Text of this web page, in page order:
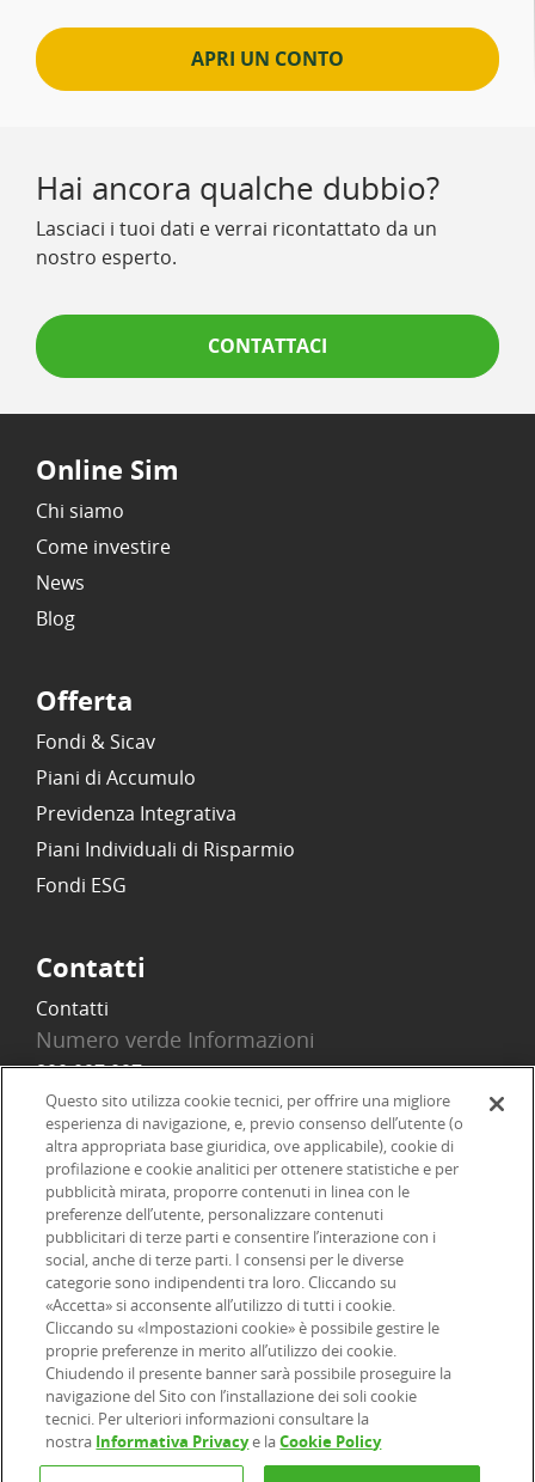
APRI UN CONTO
Hai ancora qualche dubbio?
Lasciaci i tuoi dati e verrai ricontattato da un
nostro esperto.
CONTATTACI
Online Sim
Chi siamo
Come investire
News
Blog
Offerta
Fondi & Sicav
Piani di Accumulo
Previdenza Integrativa
Piani Individuali di Risparmio
Fondi ESG
Contatti
Contatti
Numero verde Informazioni
800 097 097
Email
info@onlinesim.it
Social
©2026 Online SIM, società del gruppo bancario ERSEL - P.IVA
12927410154
Informazioni legali| Dichiarazione di accessibilità
| | |
Questo sito utilizza cookie tecnici, per offrire una migliore
esperienza di navigazione, e, previo consenso dell’utente (o
altra appropriata base giuridica, ove applicabile), cookie di
profilazione e cookie analitici per ottenere statistiche e per
pubblicità mirata, proporre contenuti in linea con le
preferenze dell’utente, personalizzare contenuti
pubblicitari di terze parti e consentire l’interazione con i
social, anche di terze parti. I consensi per le diverse
categorie sono indipendenti tra loro. Cliccando su
«Accetta» si acconsente all’utilizzo di tutti i cookie.
Cliccando su «Impostazioni cookie» è possibile gestire le
proprie preferenze in merito all’utilizzo dei cookie.
Chiudendo il presente banner sarà possibile proseguire la
navigazione del Sito con l’installazione dei soli cookie
tecnici. Per ulteriori informazioni consultare la
nostra Informativa Privacye laCookie Policy